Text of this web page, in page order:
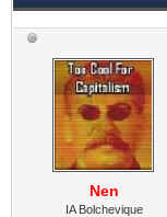
Nen
IA Bolchevique